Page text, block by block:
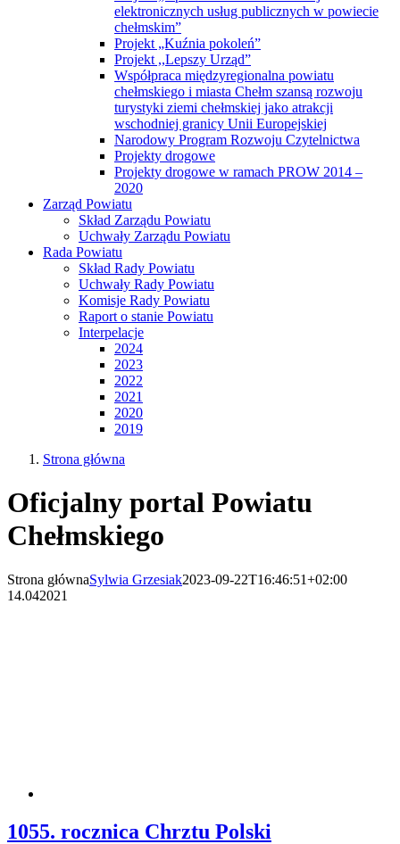
elektronicznych usług publicznych w powiecie
chełmskim”
Projekt „Kuźnia pokoleń”
Projekt ,,Lepszy Urząd”
Współpraca międzyregionalna powiatu
chełmskiego i miasta Chełm szansą rozwoju
turystyki ziemi chełmskiej jako atrakcji
wschodniej granicy Unii Europejskiej
Narodowy Program Rozwoju Czytelnictwa
Projekty drogowe
Projekty drogowe w ramach PROW 2014 –
2020
Zarząd Powiatu
Skład Zarządu Powiatu
Uchwały Zarządu Powiatu
Rada Powiatu
Skład Rady Powiatu
Uchwały Rady Powiatu
Komisje Rady Powiatu
Raport o stanie Powiatu
Interpelacje
2024
2023
2022
2021
2020
2019
Strona główna
Oficjalny portal Powiatu
Chełmskiego
Strona głównaSylwia Grzesiak2023-09-22T16:46:51+02:00
14.042021
1055. rocznica Chrztu Polski